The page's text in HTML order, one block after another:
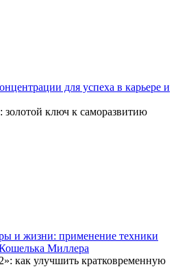
для успеха в карьере и
золотой ключ к саморазвитию
и жизни: применение техники
Миллера
как улучшить кратковременную